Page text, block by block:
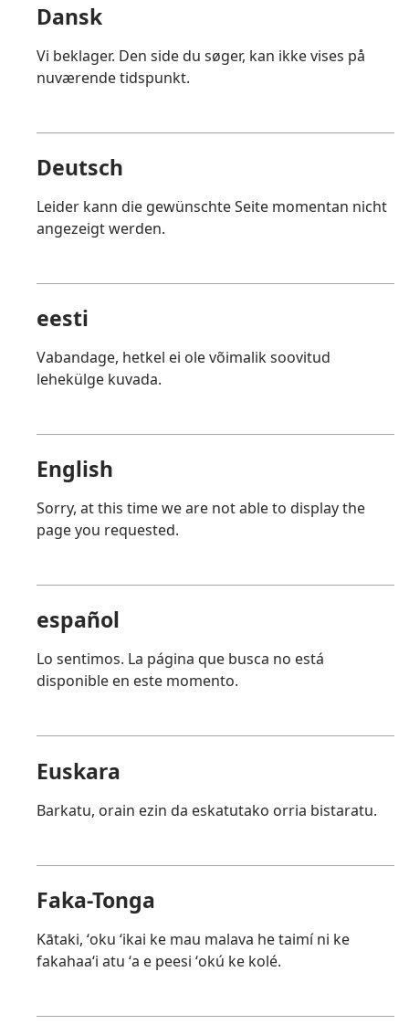
Dansk
Vi beklager. Den side du søger, kan ikke vises på
nuværende tidspunkt.
Deutsch
Leider kann die gewünschte Seite momentan nicht
angezeigt werden.
eesti
Vabandage, hetkel ei ole võimalik soovitud
lehekülge kuvada.
English
Sorry, at this time we are not able to display the
page you requested.
español
Lo sentimos. La página que busca no está
disponible en este momento.
Euskara
Barkatu, orain ezin da eskatutako orria bistaratu.
Faka-Tonga
Kātaki, ʻoku ʻikai ke mau malava he taimí ni ke
fakahaaʻi atu ʻa e peesi ʻokú ke kolé.